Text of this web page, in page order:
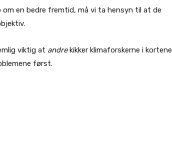
en bedre fremtid, må vi ta hensyn til at de
viktig at andrekikker klimaforskerne i kortene
først.